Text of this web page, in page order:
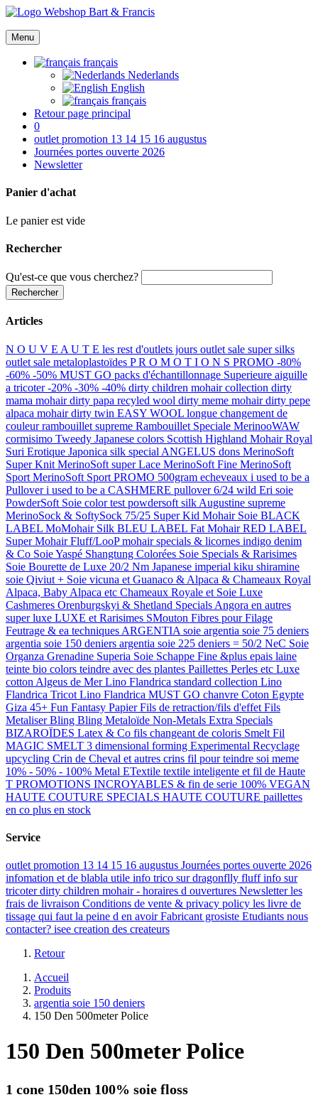
Menu
français
Nederlands
English
français
Retour page principal
0
outlet promotion 13 14 15 16 augustus
Journées portes ouverte 2026
Newsletter
Panier d'achat
Le panier est vide
Rechercher
Qu'est-ce que vous cherchez?
Articles
N O U V E A U T E les rest d'outlets jours outlet sale super silks
outlet sale metaloplastoïdes P R O M O T I O N S PROMO -80%
-60% -50% MUST GO packs d'échantillonnage Superieure aiguille
a tricoter -20% -30% -40% dirty children mohair collection dirty
mama mohairdirty papa recyled wool dirty meme mohairdirty pepe
alpaca mohairdirty twin EASY WOOL longue changement de
couleurrambouillet supreme Rambouillet Speciale MerinooWAW
cormisimo Tweedy Japanese colors Scottish Highland MohairRoyal
Suri Erotique Japonica silk special ANGELUS dons MerinoSoft
Super Knit MerinoSoft super Lace MerinoSoft Fine MerinoSoft
Sport MerinoSoft Sport PROMO 500gram echeveaux i used to be a
Pulloveri used to be a CASHMERE pullover6/24 wild Eri soie
PowderSoft Soie color test powdersoft silk Augustine supreme
MerinoSock & SoftySock 75/25 Super Kid Mohair Soie BLACK
LABEL MoMohair Silk BLEU LABEL Fat Mohair RED LABEL
Super Mohair Fluff/LooPmohair specials & licornes indigo denim
& Co Soie Yaspé Shangtung Colorées Soie Specials & Rarisimes
Soie Bourette de Luxe 20/2 Nm Japanese imperial kiku shiramine
soie Qiviut + Soie vicuna et Guanaco & Alpaca & Chameaux Royal
Alpaca, Baby Alpaca etc Chameaux Royale et Soie Luxe
Cashmeres Orenburgskyi & Shetland Specials Angora en autres
super luxe LUXE et Rarisimes SMouton Fibres pour Filage
Feutrage & ea techniques ARGENTIA soie argentia soie 75 deniers
argentia soie 150 deniers argentia soie 225 deniers = 50/2 NeC Soie
Organza Grenadine Superia Soie Schappe Fine &plus epais laine
teinte bio colors teindre avec des plantes Paillettes Perles etc Luxe
cotton Algeus de MerLino Flandrica standard collection Lino
Flandrica Tricot Lino Flandrica MUST GO chanvre Coton Egypte
Giza 45+ Fun Fantasy PapierFils de retraction/fils d'effet Fils
Metaliser Bling Bling Metaloïde Non-Metals Extra Specials
BIZAROÏDES Latex & Co fils changeant de coloris Smelt Fil
MAGIC SMELT 3 dimensional forming Experimental Recyclage
upcycling Crin de Cheval et autres crins fil pour teindre soi meme
10% - 50% - 100% Metal ETextile textile inteligente et fil de Haute
T PROMOTIONS INCROYABLES & fin de serie 100% VEGAN
HAUTE COUTURE SPECIALS HAUTE COUTURE paillettes
en co plus en stock
Service
outlet promotion 13 14 15 16 augustus Journées portes ouverte 2026
infomation et de blabla utile info trico sur dragonflly fluffinfo sur
tricoter dirty children mohair- horaires d ouvertures Newsletterles
frais de livraison Conditions de vente & privacy policy les livre de
tissage qui faut la peine d en avoirFabricant grosiste Etudiants nous
contacter? isee creation des createurs
Retour
Accueil
Produits
argentia soie 150 deniers
150 Den 500meter Police
150 Den 500meter Police
1 cone 150den 100% soie floss